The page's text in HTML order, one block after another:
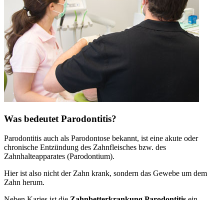
Was bedeutet Parodontitis?
Parodontitis auch als Parodontose bekannt, ist eine akute oder
chronische Entzündung des Zahnfleisches bzw. des
Zahnhalteapparates (Parodontium).
Hier ist also nicht der Zahn krank, sondern das Gewebe um dem
Zahn herum.